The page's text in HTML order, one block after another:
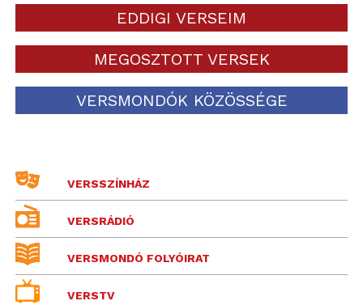
EDDIGI VERSEIM
MEGOSZTOTT VERSEK
VERSMONDÓK KÖZÖSSÉGE
VERSSZÍNHÁZ
VERSRÁDIÓ
VERSMONDÓ FOLYÓIRAT
VERSTV